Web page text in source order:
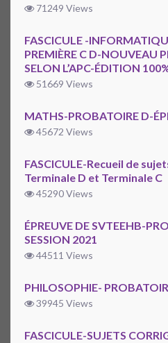
71249 Views
FASCICULE -
PREMIÈRE C D-NOUVEAU
SELON L’APC-ÉDITION
51669 Views
MATHS-PROBATOIRE D-
45672 Views
FASCICULE-Recueil de
Terminale D et Terminale C
45290 Views
ÉPREUVE DE SVTEEHB-
SESSION 2021
44511 Views
PHILOSOPHIE-
39945 Views
FASCICULE-SUJETS